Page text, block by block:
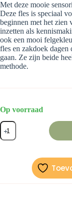
Met deze mooie
Deze fles is speciaal
beginnen met het zien
inzetten als
ook een mooi
fles en zakdoek
gaan. Ze zijn beide
methode.
Op voorraad
Sensorische
fles-
Mijn